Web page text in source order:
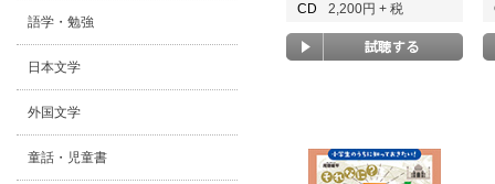
語学・勉強
日本文学
外国文学
童話・児童書
CD
2,200円 + 税